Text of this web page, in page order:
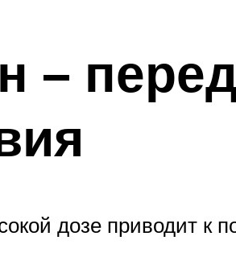
–
дозе приводит к